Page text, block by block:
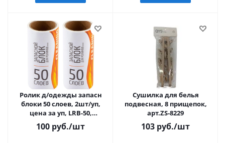
Ролик д/одежды запасн
блоки 50 слоев, 2шт/уп,
цена за уп, LRB-50,
арт.92409, Рыжий Кот
100 руб./шт
Сушилка для белья
подвесная, 8 прищепок,
арт.ZS-8229
103 руб./шт